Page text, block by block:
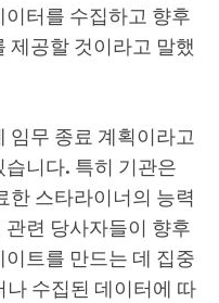
터를 수집하고 향후
제공할 것이라고 말했
임무 종료 계획이라고
니다. 특히 기관은
한 스타라이너의 능력
련 당사자들이 향후
트를 만드는 데 집중
수집된 데이터에 따